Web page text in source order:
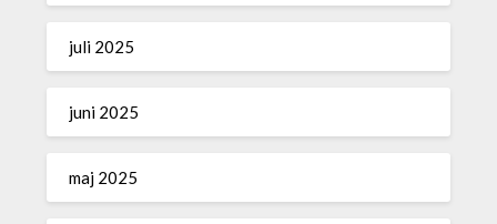
juli 2025
juni 2025
maj 2025